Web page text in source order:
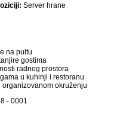
Server hrane
na pultu
gostima
radnog prostora
u kuhinji i restoranu
organizovanom okruženju
- 0001